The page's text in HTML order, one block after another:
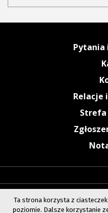
Pytania
Relacje
Ta strona korzysta z ciasteczek
poziomie. Dalsze korzystanie